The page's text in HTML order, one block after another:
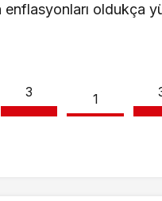
enflasyonları oldukça
3 1